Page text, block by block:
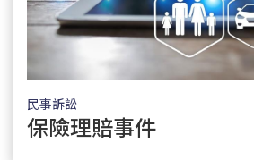
民事訴訟
保險理賠事件